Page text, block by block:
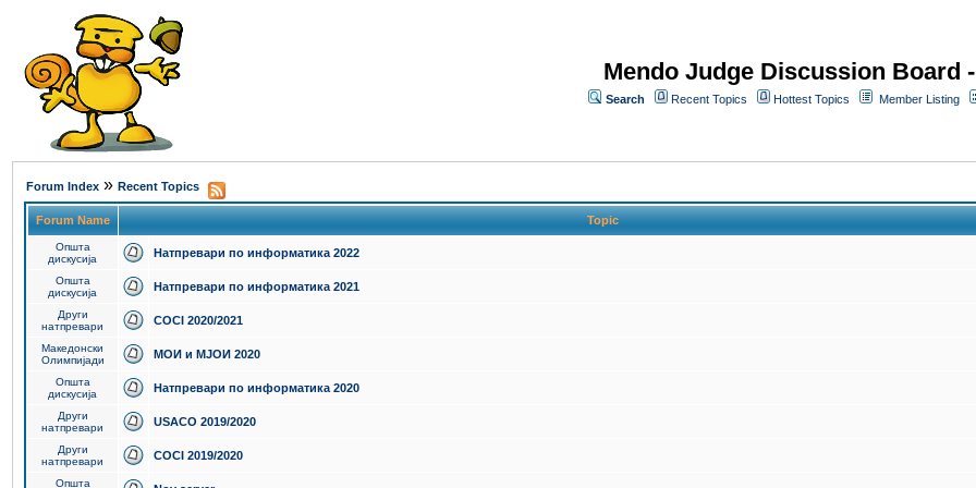
Mendo Judge Discussion Board
Search Recent Topics Hottest Topics Member Listing
Forum Index » Recent Topics
Forum Name Topic
Општа
дискусија
Натпревари по информатика 2022
Општа
дискусија
Натпревари по информатика 2021
Други
натпревари
COCI 2020/2021
Македонски
Олимпијади
МОИ и МЈОИ 2020
Општа
дискусија
Натпревари по информатика 2020
Други
натпревари
USACO 2019/2020
Други
натпревари
COCI 2019/2020
Општа